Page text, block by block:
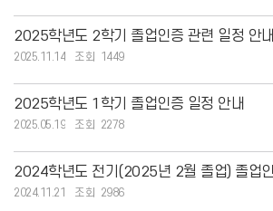
2025학년도 2학기 졸업인증 관련 일정 안내
2025.11.14
1449
2025학년도 1학기 졸업인증 일정 안내
2025.05.19
2278
2024.11.21
2986